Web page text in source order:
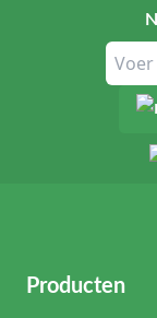
Producten